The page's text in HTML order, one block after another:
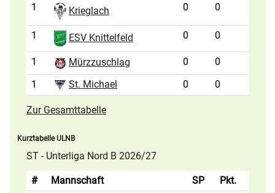
1 Krieglach 0 0
1 ESV Knittelfeld 0 0
1 Mürzzuschlag 0
0
1
St. Michael 0 0
Zur Gesamttabelle
Kurztabelle ULNB
ST - Unterliga Nord B 2026/27
# Mannschaft SP
Pkt.